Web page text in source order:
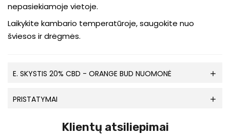
nepasiekiamoje vietoje.
Laikykite kambario temperatūroje, saugokite nuo
šviesos ir drėgmės.
E. SKYSTIS 20% CBD - ORANGE BUD NUOMONĖ
PRISTATYMAI
Klientų atsiliepimai